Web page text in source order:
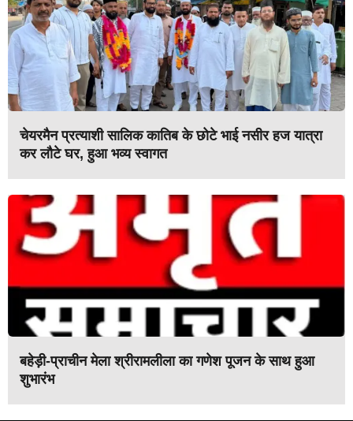
चेयरमैन प्रत्याशी सालिक कातिब के छोटे भाई नसीर हज यात्रा
कर लौटे घर, हुआ भव्य स्वागत
बहेड़ी-प्राचीन मेला श्रीरामलीला का गणेश पूजन के साथ हुआ
शुभारंभ